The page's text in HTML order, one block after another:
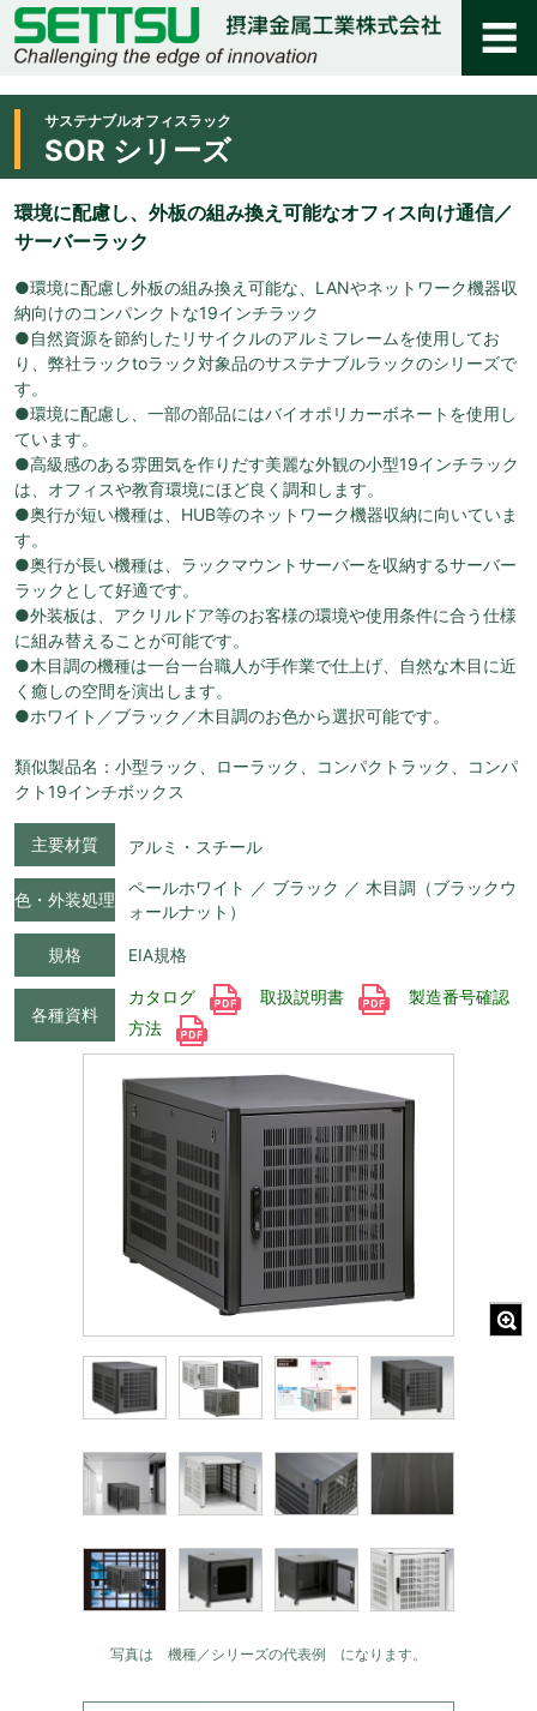
サステナブルオフィスラック
SOR シリーズ
環境に配慮し、外板の組み換え可能なオフィス向け通信／
サーバーラック
●環境に配慮し外板の組み換え可能な、LANやネットワーク機器収
納向けのコンパンクトな19インチラック
●自然資源を節約したリサイクルのアルミフレームを使用してお
り、弊社ラックtoラック対象品のサステナブルラックのシリーズで
す。
●環境に配慮し、一部の部品にはバイオポリカーボネートを使用し
ています。
●高級感のある雰囲気を作りだす美麗な外観の小型19インチラック
は、オフィスや教育環境にほど良く調和します。
●奥行が短い機種は、HUB等のネットワーク機器収納に向いていま
す。
●奥行が長い機種は、ラックマウントサーバーを収納するサーバー
ラックとして好適です。
●外装板は、アクリルドア等のお客様の環境や使用条件に合う仕様
に組み替えることが可能です。
●木目調の機種は一台一台職人が手作業で仕上げ、自然な木目に近
く癒しの空間を演出します。
●ホワイト／ブラック／木目調のお色から選択可能です。
類似製品名：小型ラック、ローラック、コンパクトラック、コンパ
クト19インチボックス
主要材質 アルミ・スチール
色・外装処理
ペールホワイト ／ ブラック ／ 木目調（ブラックウ
ォールナット）
規格 EIA規格
各種資料
カタログ 取扱説明書
製造番号確認
方法
写真は 機種／シリーズの代表例 になります。